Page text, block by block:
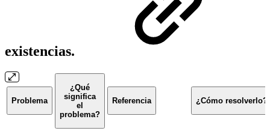
existencias.
Problema
¿Qué
significa
el
problema?
Referencia ¿Cómo resolverlo?